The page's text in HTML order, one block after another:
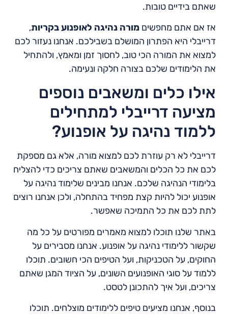
שאתם בידיים טובות.
אז אם אתם מחפשים מורה נהיגה לאופנוע בקריות,
דרייבלי היא הפתרון המושלם בשבילכם. אנחנו נעזור לכם
למצוא את המורה הכי טוב, לחסוך זמן ומאמץ, ולהתחיל
את הלימודים שלכם בצורה חלקה ונעימה.
אילו כלים ומשאבים נוספים
מציעה דרייבלי למתחילים
ללמוד נהיגה על אופנוע?
דרייבלי לא רק עוזרת לכם למצוא מורה, אלא גם מספקת
לכם את כל הכלים והמשאבים שאתם צריכים כדי להצליח
בלימודי הנהיגה שלכם. אנחנו מבינים שלימוד נהיגה על
אופנוע יכול להיות קצת מפחיד בהתחלה, ולכן אנחנו רוצים
לתת לכם את כל התמיכה שאפשר.
באתר שלנו תוכלו למצוא מאמרים מפורטים על כל מה
שקשור ללימודי נהיגה על אופנוע. אנחנו מסבירים על
החוקים, על הטכניקות, ועל הטיפים הכי חשובים. תוכלו
ללמוד על סוגי האופנועים השונים, על הציוד המגן שאתם
צריכים, ועל איך להתכונן לטסט.
בנוסף, אנחנו מציעים טיפים ללימודים מוצלחים. תוכלו